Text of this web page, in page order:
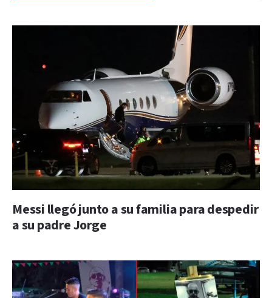
Messi llegó junto a su familia para despedir
a su padre Jorge